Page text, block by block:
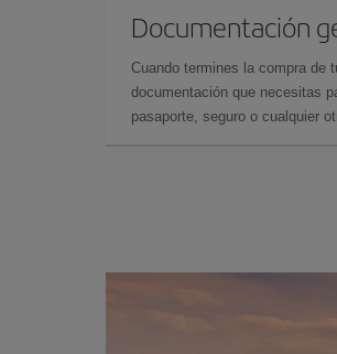
Documentación
Cuando termines la compra de
documentación que necesitas
pasaporte, seguro o cualquier